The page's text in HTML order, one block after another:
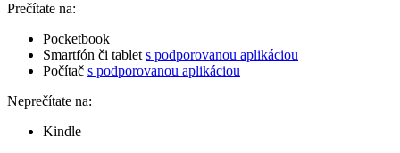
Prečítate na:
Pocketbook
Smartfón či tablet s podporovanou aplikáciou
Počítač s podporovanou aplikáciou
Neprečítate na:
Kindle